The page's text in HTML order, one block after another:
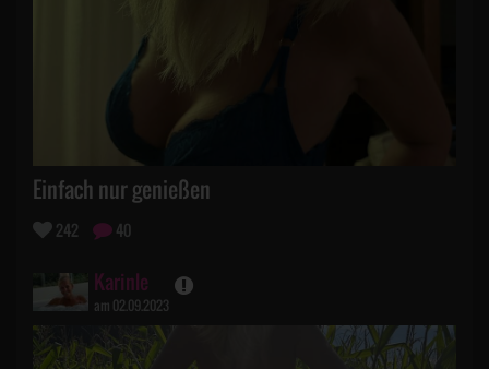
Einfach nur genießen
242 40
Karinle
am 02.09.2023